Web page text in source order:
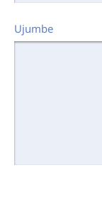
Ujumbe